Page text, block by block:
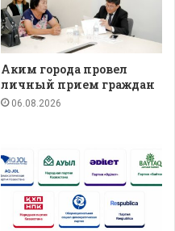
Аким города провел
личный прием граждан
06.08.2026